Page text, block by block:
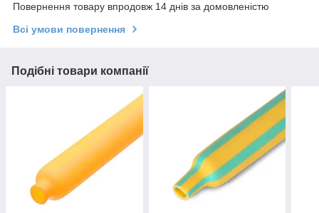
Повернення товару впродовж 14 днів за домовленістю
Всі умови повернення
Подібні товари компанії